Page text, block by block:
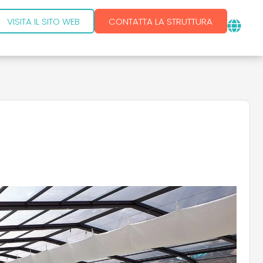
VISITA IL SITO WEB CONTATTA LA STRUTTURA